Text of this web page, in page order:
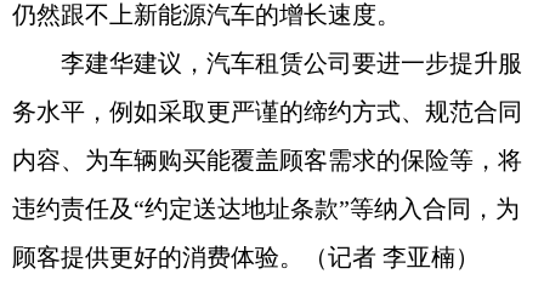
仍然跟不上新能源汽车的增长速度。
李建华建议，汽车租赁公司要进一步提升服
务水平，例如采取更严谨的缔约方式、规范合同
内容、为车辆购买能覆盖顾客需求的保险等，将
违约责任及“约定送达地址条款”等纳入合同，为
顾客提供更好的消费体验。（记者 李亚楠）